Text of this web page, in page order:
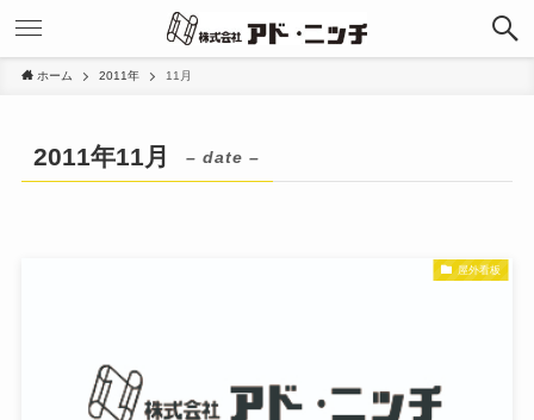
ホーム 2011年 11月
2011年11月 – date –
屋外看板